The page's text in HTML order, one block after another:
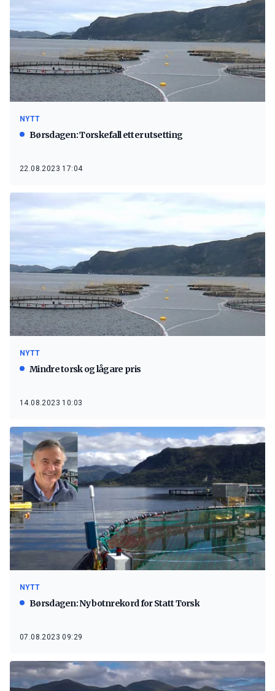
NYTT
Børsdagen: Torskefall etter utsetting
22.08.2023 17:04
NYTT
Mindre torsk og lågare pris
14.08.2023 10:03
NYTT
Børsdagen: Ny botnrekord for Statt Torsk
07.08.2023 09:29